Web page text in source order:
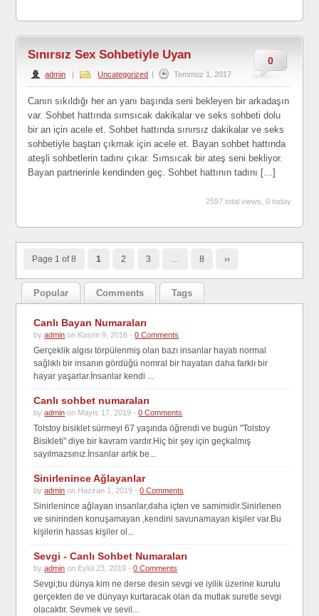
0
Sınırsız Sex Sohbetiyle Uyan
admin | Uncategorized | Temmuz 1, 2017
Canın sıkıldığı her an yanı başında seni bekleyen bir arkadaşın
var. Sohbet hattında sımsıcak dakikalar ve seks sohbeti dolu
bir an için acele et. Sohbet hattında sınırsız dakikalar ve seks
sohbetiyle baştan çıkmak için acele et. Bayan sohbet hattında
ateşli sohbetlerin tadını çıkar. Sımsıcak bir ateş seni bekliyor.
Bayan partnerinle kendinden geç. Sohbet hattının tadını […]
2597 total views, 0 today
Page 1 of 8 1 2 3 … 8 ››
Popular Comments Tags
Canlı Bayan Numaraları
byadmin on Kasım 9, 2016 -0 Comments
Gerçeklik algısı törpülenmiş olan bazı insanlar hayatı normal
sağlıklı bir insanın gördüğü nomral bir hayatan daha farklı bir
hayar yaşarlar.İnsanlar kendi ...
Canlı sohbet numaraları
byadmin on Mayıs 17, 2019 -0 Comments
Tolstoy bisiklet sürmeyi 67 yaşında öğrendi ve bugün "Tolstoy
Bisikleti" diye bir kavram vardır.Hiç bir şey için geçkalmış
sayılmazsınız.İnsanlar artık be...
Sinirlenince Ağlayanlar
byadmin on Haziran 1, 2019 -0 Comments
Sinirlenince ağlayan insanlar,daha içten ve samimidir.Sinirlenen
ve sinirinden konuşamayan ,kendini savunamayan kişiler var.Bu
kişilerin hassas kişiler ol...
Sevgi - Canlı Sohbet Numaraları
byadmin on Eylül 23, 2019 -0 Comments
Sevgi;bu dünya kim ne derse desin sevgi ve iyilik üzerine kurulu
gerçekten de ve dünyayı kurtaracak olan da mutlak suretle sevgi
olacaktır. Sevmek ve sevil...